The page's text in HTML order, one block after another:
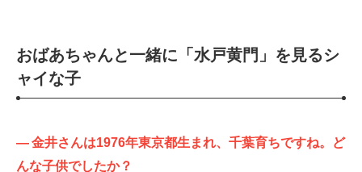
おばあちゃんと一緒に「水戸黄門」を見るシ
ャイな子
—金井さんは1976年東京都生まれ、千葉育ちですね。ど
んな子供でしたか？